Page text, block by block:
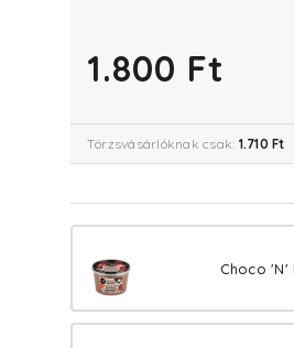
1.800 Ft
Törzsvásárlóknak csak: 1.710 Ft
Choco 'N'